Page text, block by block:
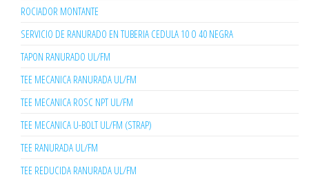
ROCIADOR MONTANTE
SERVICIO DE RANURADO EN TUBERIA CEDULA 10 O 40 NEGRA
TAPON RANURADO UL/FM
TEE MECANICA RANURADA UL/FM
TEE MECANICA ROSC NPT UL/FM
TEE MECANICA U-BOLT UL/FM (STRAP)
TEE RANURADA UL/FM
TEE REDUCIDA RANURADA UL/FM